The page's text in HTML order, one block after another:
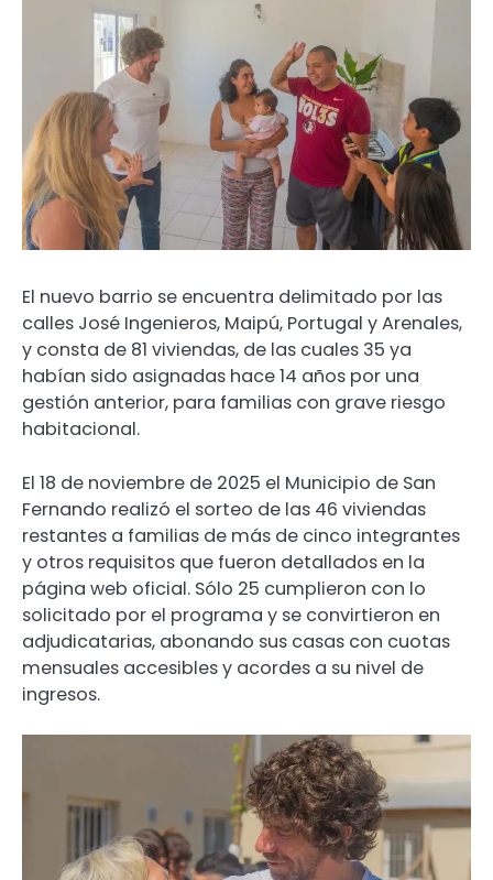
El nuevo barrio se encuentra delimitado por las
calles José Ingenieros, Maipú, Portugal y Arenales,
y consta de 81 viviendas, de las cuales 35 ya
habían sido asignadas hace 14 años por una
gestión anterior, para familias con grave riesgo
habitacional.
El 18 de noviembre de 2025 el Municipio de San
Fernando realizó el sorteo de las 46 viviendas
restantes a familias de más de cinco integrantes
y otros requisitos que fueron detallados en la
página web oficial. Sólo 25 cumplieron con lo
solicitado por el programa y se convirtieron en
adjudicatarias, abonando sus casas con cuotas
mensuales accesibles y acordes a su nivel de
ingresos.